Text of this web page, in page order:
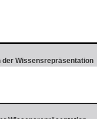
der Wissensrepräsentation